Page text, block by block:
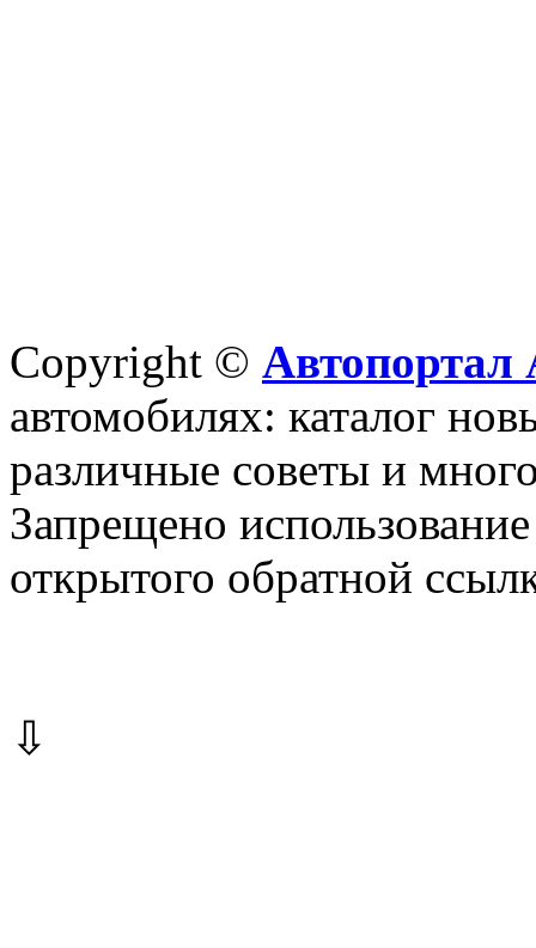
Copyright © Автопортал
автомобилях: каталог
различные советы и
Запрещено
открытого обратной
⇩